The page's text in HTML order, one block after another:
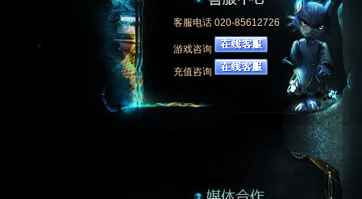
客服电话 020-85612726
游戏咨询
充值咨询